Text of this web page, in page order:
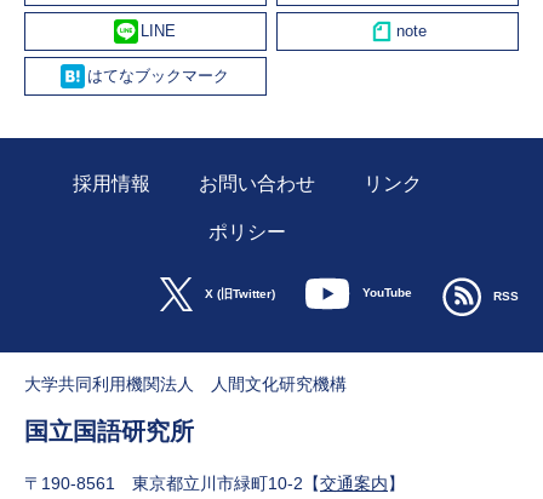
Line
Hatena
採用情報 お問い合わせ リンク
ポリシー
X (旧Twitter) YouTube RSS
大学共同利用機関法人 人間文化研究機構
国立国語研究所
〒190-8561 東京都立川市緑町10-2【交通案内】